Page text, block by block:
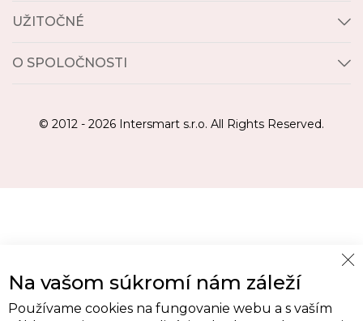
UŽITOČNÉ
O SPOLOČNOSTI
© 2012 - 2026 Intersmart s.r.o. All Rights Reserved.
Na vašom súkromí nám záleží
Používame cookies na fungovanie webu a s vaším